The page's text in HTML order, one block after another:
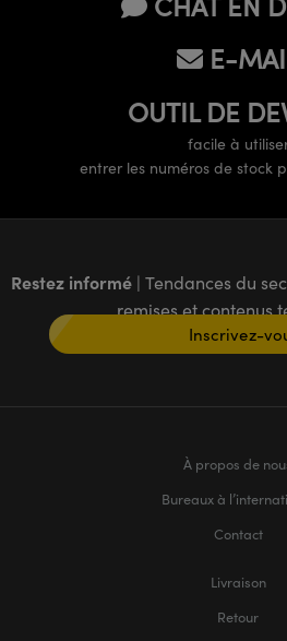
E-
OUTIL DE
facile à
entrer les numéros de stock
Restez informé | Tendances du
remises et contenus
Inscrivez-
À propos de
Bureaux à
Contact
Livraison
Retour